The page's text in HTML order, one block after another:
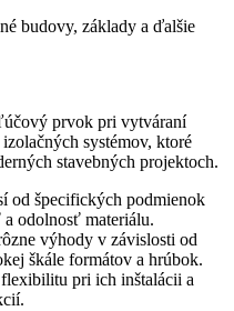
budovy, základy a ďalšie
prvok pri vytváraní
systémov, ktoré
stavebných projektoch.
od špecifických podmienok
odolnosť materiálu.
výhody v závislosti od
škále formátov a hrúbok.
pri ich inštalácii a